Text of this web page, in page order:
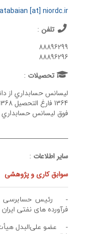
[at] niordc.ir
تلفن :
88896299
88896296
تحصيلات :
ليسانس حسابداري از
1364 فارغ التحصيل 1368
فوق ليسانس حسابداري
سایر اطلاعات :
سوابق کاری و پژوهشی
- رئيس حسابرسي
فرآورده هاي نفتي ايران
- عضو علي‌البدل